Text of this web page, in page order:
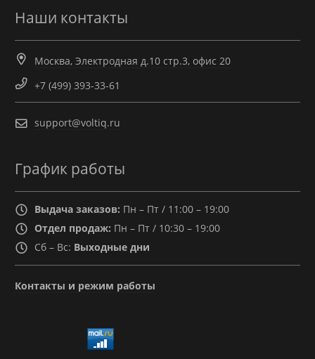
Наши контакты
Москва, Электродная д.10 стр.3, офис 20
+7 (499) 393-33-61
support@voltiq.ru
График работы
Выдача заказов: Пн – Пт / 11:00 – 19:00
Отдел продаж: Пн – Пт / 10:30 – 19:00
Сб – Вс: Выходные дни
Контакты и режим работы